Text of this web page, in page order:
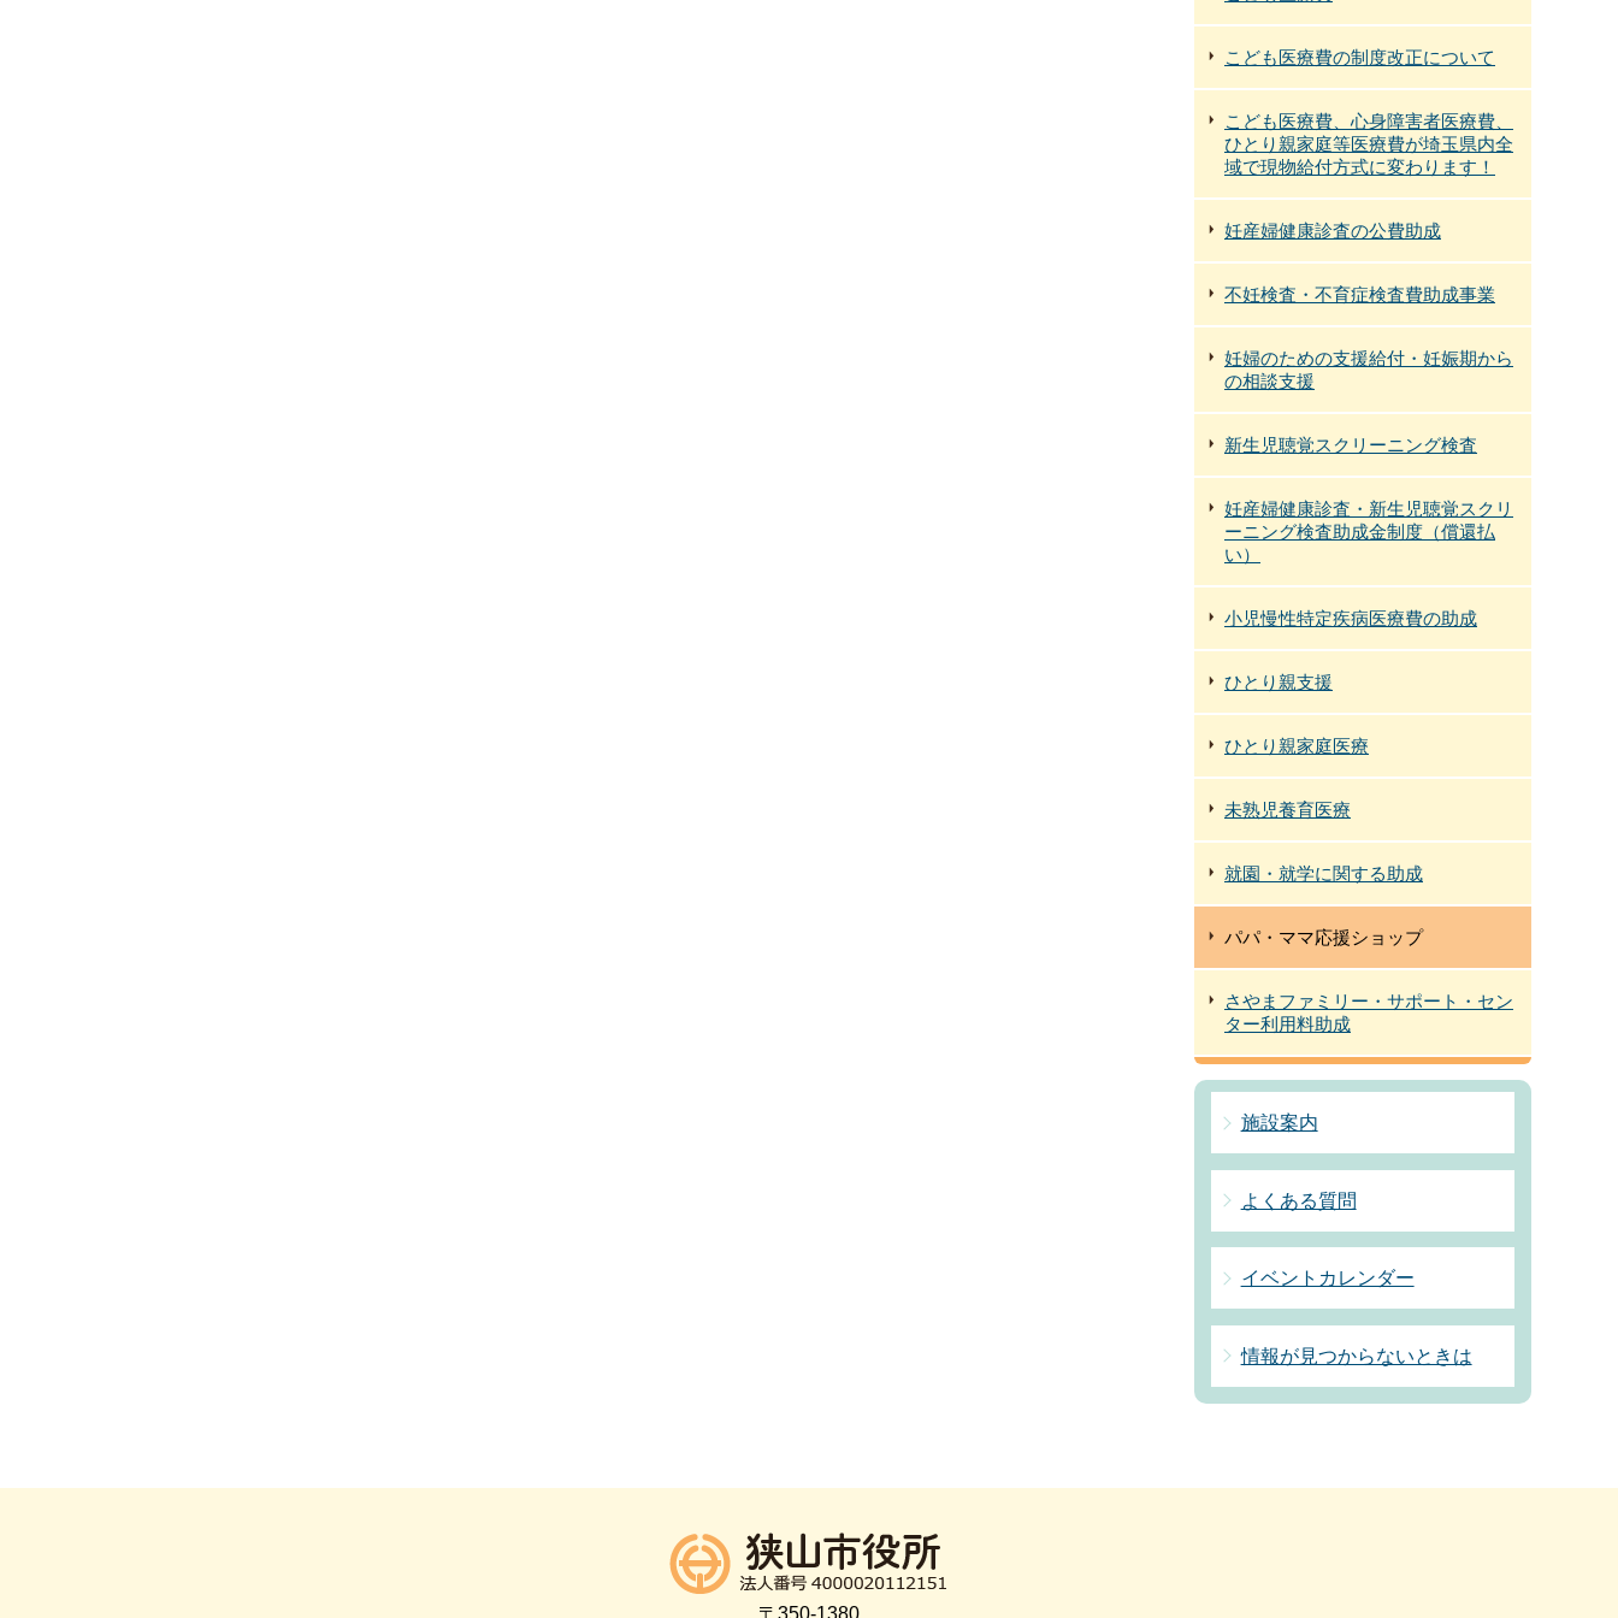
こども医療費の制度改正について
こども医療費、心身障害者医療費、
ひとり親家庭等医療費が埼玉県内全
域で現物給付方式に変わります！
妊産婦健康診査の公費助成
不妊検査・不育症検査費助成事業
妊婦のための支援給付・妊娠期から
の相談支援
新生児聴覚スクリーニング検査
妊産婦健康診査・新生児聴覚スクリ
ーニング検査助成金制度（償還払
い）
小児慢性特定疾病医療費の助成
ひとり親支援
ひとり親家庭医療
未熟児養育医療
就園・就学に関する助成
パパ・ママ応援ショップ
さやまファミリー・サポート・セン
ター利用料助成
施設案内
よくある質問
イベントカレンダー
情報が見つからないときは
〒350-1380